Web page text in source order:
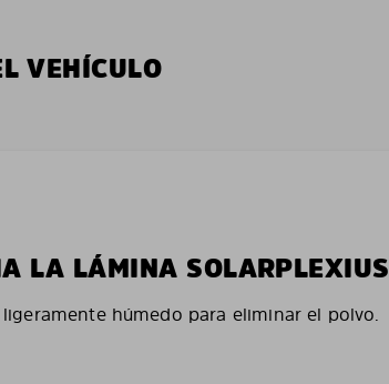
VEHÍCULO
LA LÁMINA SOLARPLEXIUS
húmedo para eliminar el polvo.